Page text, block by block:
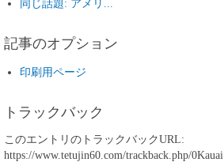
同じ話題: アメリ...
記事のオプション
印刷用ページ
トラックバック
このエントリのトラックバックURL:
https://www.tetujin60.com/trackback.php/0Kauai